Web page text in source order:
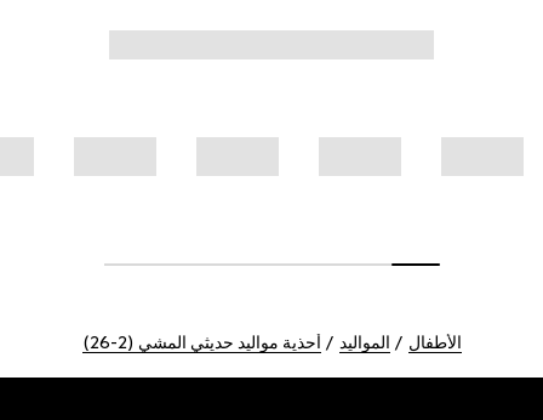
الأطفال المواليد أحذية مواليد حديثي المشي (2-26)